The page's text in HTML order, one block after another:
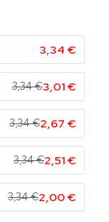
3,34 €
3,34€3,01€
3,34€2,67 €
3,34€2,51€
3,34€2,00€